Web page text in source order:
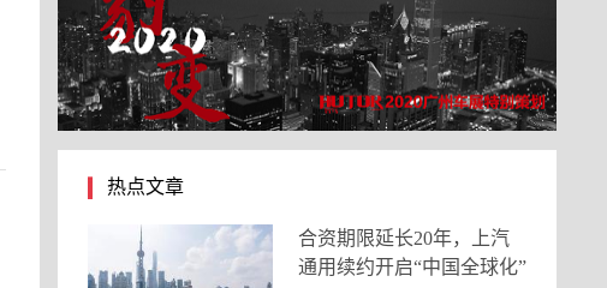
热点文章
合资期限延长20年，上汽
通用续约开启“中国全球化”